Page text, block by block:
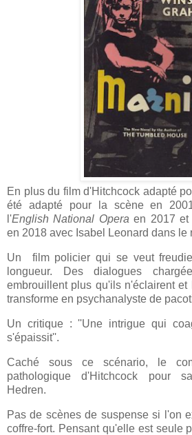
En plus du film d'Hitchcock adapté
été adapté pour la scène en
l'English National Opera en 2017 et
en 2018 avec Isabel Leonard dans le
Un film policier qui se veut
longueur. Des dialogues
embrouillent plus qu'ils n'éclairent
transforme en psychanalyste de
Un critique : ''Une intrigue qui
s'épaissit''.
Caché sous ce scénario, le
pathologique d'Hitchcock pour
Hedren.
Pas de scènes de suspense si l'on
coffre-fort. Pensant qu'elle est seule